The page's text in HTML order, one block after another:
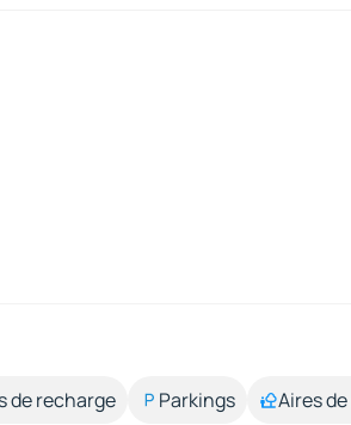
de recharge Parkings Aires